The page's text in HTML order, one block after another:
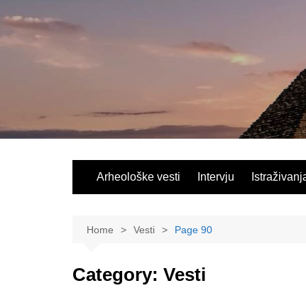
Arheološke vesti Intervju
Home Vesti Page 90
Category: Vesti